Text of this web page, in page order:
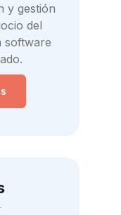
y gestión
del
software